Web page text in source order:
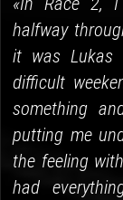
halfway
it was Lukas
difficult
something
putting me
the feeling
had